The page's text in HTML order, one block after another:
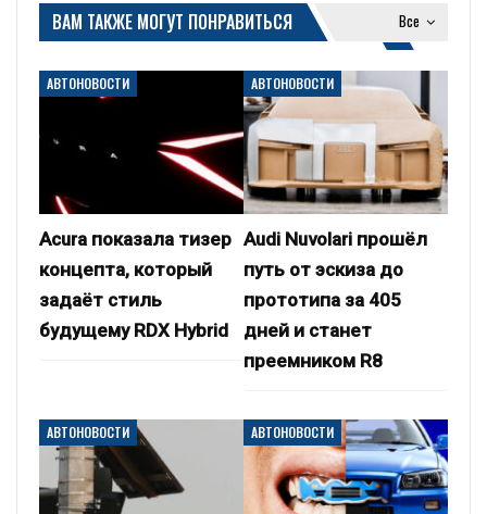
Все
ВАМ ТАКЖЕ МОГУТ ПОНРАВИТЬСЯ
АВТОНОВОСТИ
Acura показала тизер
концепта, который
задаёт стиль
будущему RDX Hybrid
АВТОНОВОСТИ
Audi Nuvolari прошёл
путь от эскиза до
прототипа за 405
дней и станет
преемником R8
АВТОНОВОСТИ АВТОНОВОСТИ